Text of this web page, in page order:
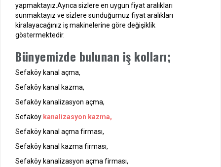
yapmaktayız.Ayrıca sizlere en uygun fiyat aralıkları
sunmaktayız ve sizlere sunduğumuz fiyat aralıkları
kiralayacağınız iş makinelerine göre değişiklik
göstermektedir.
Bünyemizde bulunan iş kolları;
Sefaköy kanal açma,
Sefaköy kanal kazma,
Sefaköy kanalizasyon açma,
Sefaköy kanalizasyon kazma,
Sefaköy kanal açma firması,
Sefaköy kanal kazma firması,
Sefaköy kanalizasyon açma firması,